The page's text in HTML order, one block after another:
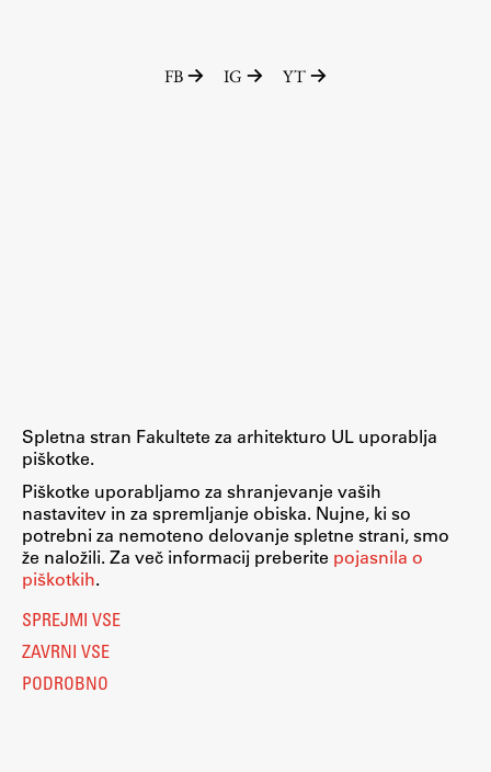
FB IG YT
Spletna stran Fakultete za arhitekturo UL uporablja
piškotke.
Piškotke uporabljamo za shranjevanje vaših
nastavitev in za spremljanje obiska. Nujne, ki so
potrebni za nemoteno delovanje spletne strani, smo
že naložili. Za več informacij preberite pojasnila o
piškotkih.
SPREJMI VSE
ZAVRNI VSE
PODROBNO